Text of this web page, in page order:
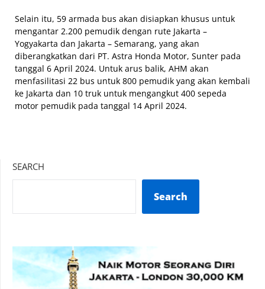
Selain itu, 59 armada bus akan disiapkan khusus untuk
mengantar 2.200 pemudik dengan rute Jakarta –
Yogyakarta dan Jakarta – Semarang, yang akan
diberangkatkan dari PT. Astra Honda Motor, Sunter pada
tanggal 6 April 2024. Untuk arus balik, AHM akan
menfasilitasi 22 bus untuk 800 pemudik yang akan kembali
ke Jakarta dan 10 truk untuk mengangkut 400 sepeda
motor pemudik pada tanggal 14 April 2024.
SEARCH
Search